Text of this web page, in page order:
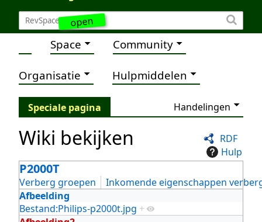
open
Space Community
Organisatie Hulpmiddelen
Speciale pagina Handelingen
RDF
Hulp
Wiki bekijken
P2000T
Verberg groepen
Inkomende eigenschappen
Afbeelding
Bestand:Philips-p2000t.jpg +